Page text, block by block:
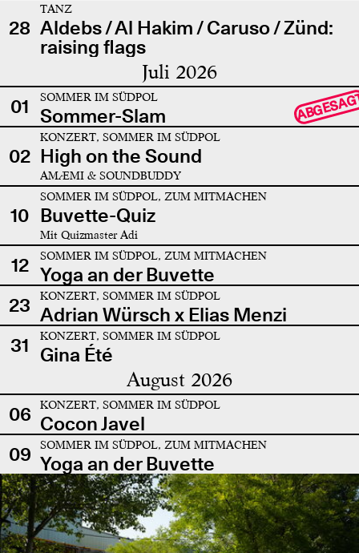
28
TANZ
Aldebs / Al Hakim / Caruso / Zünd:
raising flags
Juli 2026
01 SOMMER IM SÜDPOL
Sommer-Slam
02
KONZERT, SOMMER IM SÜDPOL
High on the Sound
AMÆMI & SOUNDBUDDY
10
SOMMER IM SÜDPOL, ZUM MITMACHEN
Buvette-Quiz
Mit Quizmaster Adi
12 SOMMER IM SÜDPOL, ZUM MITMACHEN
Yoga an der Buvette
23
KONZERT, SOMMER IM SÜDPOL
Adrian Würsch x Elias Menzi
31
KONZERT, SOMMER IM SÜDPOL
Gina Été
August 2026
06 KONZERT, SOMMER IM SÜDPOL
Cocon Javel
09
SOMMER IM SÜDPOL, ZUM MITMACHEN
Yoga an der Buvette